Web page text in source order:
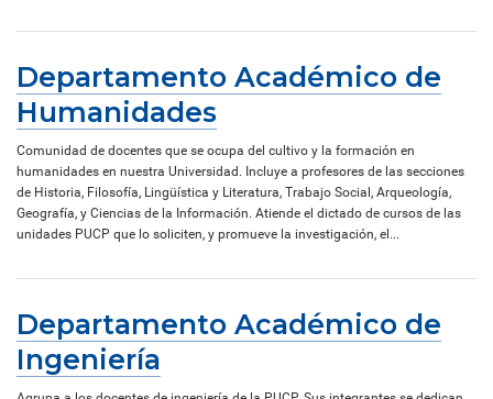
Departamento Académico de
Humanidades
Comunidad de docentes que se ocupa del cultivo y la formación en
humanidades en nuestra Universidad. Incluye a profesores de las secciones
de Historia, Filosofía, Lingüística y Literatura, Trabajo Social, Arqueología,
Geografía, y Ciencias de la Información. Atiende el dictado de cursos de las
unidades PUCP que lo soliciten, y promueve la investigación, el...
Departamento Académico de
Ingeniería